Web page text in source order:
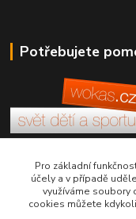
Potřebujete
+420 380 830 198
Pro základní
účely a v případě
využíváme soubory
cookies můžete